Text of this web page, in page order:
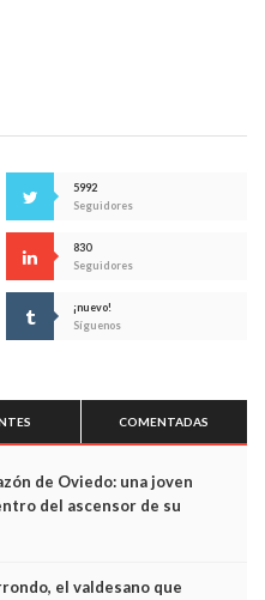
5992
Seguidores
830
Seguidores
¡nuevo!
Síguenos
COMENTADAS
de Oviedo: una joven
del ascensor de su
captan sus últimos minutos
el valdesano que